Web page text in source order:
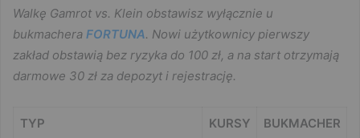
Walkę Gamrot vs. Klein obstawisz wyłącznie u
bukmachera FORTUNA. Nowi użytkownicy pierwszy
zakład obstawią bez ryzyka do 100 zł, a na start otrzymają
darmowe 30 zł za depozyt i rejestrację.
TYP KURSY BUKMACHER